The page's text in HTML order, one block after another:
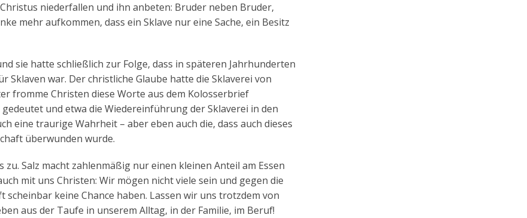
niederfallen und ihn anbeten: Bruder neben Bruder,
mehr aufkommen, dass ein Sklave nur eine Sache, ein Besitz
sie hatte schließlich zur Folge, dass in späteren Jahrhunderten
Sklaven war. Der christliche Glaube hatte die Sklaverei von
fromme Christen diese Worte aus dem Kolosserbrief
und etwa die Wiedereinführung der Sklaverei in den
eine traurige Wahrheit – aber eben auch die, dass auch dieses
überwunden wurde.
zu. Salz macht zahlenmäßig nur einen kleinen Anteil am Essen
mit uns Christen: Wir mögen nicht viele sein und gegen die
keine Chance haben. Lassen wir uns trotzdem von
aus der Taufe in unserem Alltag, in der Familie, im Beruf!